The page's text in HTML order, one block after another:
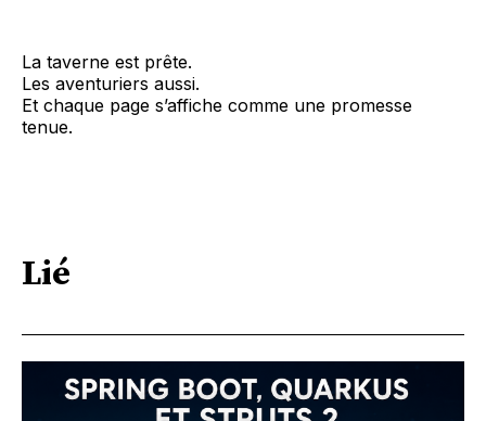
La taverne est prête.
Les aventuriers aussi.
Et chaque page s’affiche comme une promesse
tenue.
Lié